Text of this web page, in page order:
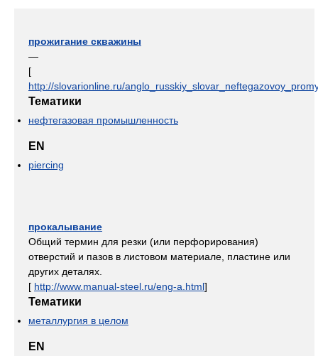
прожигание скважины
—
[
http://slovarionline.ru/
Тематики
нефтегазовая промышленность
EN
piercing
прокалывание
Общий термин для резки (или перфорирования)
отверстий и пазов в листовом материале, пластине или
других деталях.
[ http://www.manual-steel.ru/eng-a.html]
Тематики
металлургия в целом
EN